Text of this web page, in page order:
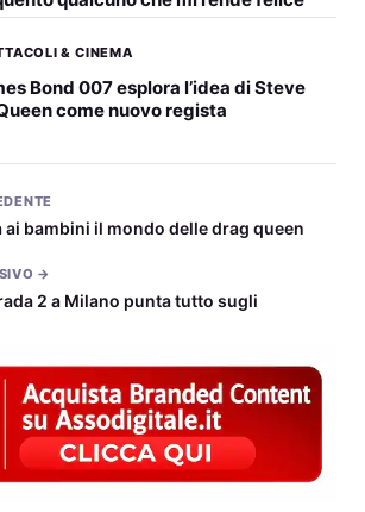
& CINEMA
Bond 007 esplora l’idea di Steve
come nuovo regista
bambini il mondo delle drag queen
→
2 a Milano punta tutto sugli